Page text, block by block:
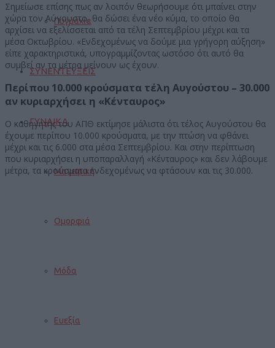
Πυγμαχία
ΣΥΝΕΝΤΕΥΞΕΙΣ
ΓΥΝΑΙΚΑ
Μαγειρική
Ομορφιά
Μόδα
Ευεξία
Σημείωσε επίσης πως αν λοιπόν θεωρήσουμε ότι μπαίνει στην
χώρα τον Αύγουστο, θα δώσει ένα νέο κύμα, το οποίο θα
αρχίσει να εξελίσσεται από τα τέλη Σεπτεμβρίου μέχρι και τα
μέσα Οκτωβρίου. «Ενδεχομένως να δούμε μια γρήγορη αύξηση»
είπε χαρακτηριστικά, υπογραμμίζοντας ωστόσο ότι αυτό θα
συμβεί αν τα μέτρα μείνουν ως έχουν.
Περίπου 10.000 κρούσματα τέλη Αυγούστου – 30.000
αν κυριαρχήσει η «Κένταυρος»
Ο καθηγητής του ΑΠΘ εκτίμησε μάλιστα ότι τέλος Αυγούστου θα
έχουμε περίπου 10.000 κρούσματα, με την πτώση να φθάνει
μέχρι και τις 6.000 στα μέσα Σεπτεμβρίου. Και στην περίπτωση
που κυριαρχήσει η υποπαραλλαγή «Κένταυρος» και δεν λάβουμε
μέτρα, τα κρούσματα ενδεχομένως να φτάσουν και τις 30.000.